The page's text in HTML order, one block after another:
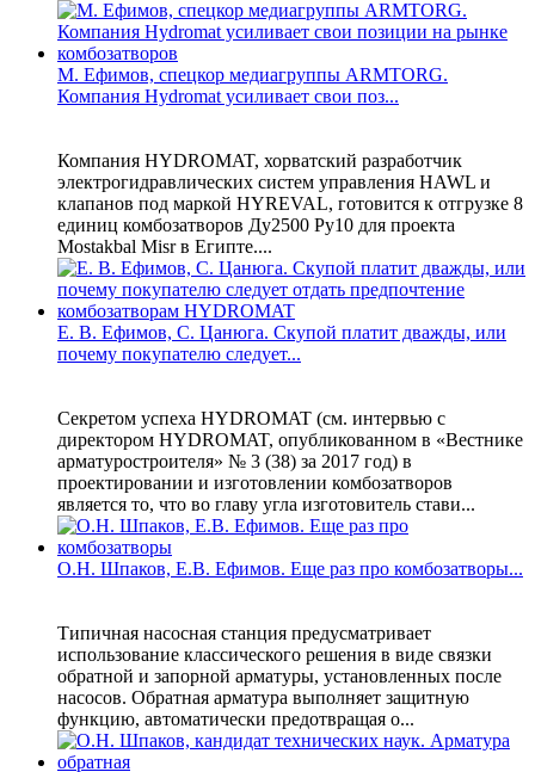
М. Ефимов, спецкор медиагруппы ARMTORG.
Компания Hydromat усиливает свои поз...
Компания HYDROMAT, хорватский разработчик
электрогидравлических систем управления HAWL и
клапанов под маркой HYREVAL, готовится к отгрузке 8
единиц комбозатворов Ду2500 Ру10 для проекта
Mostakbal Misr в Египте....
Е. В. Ефимов, С. Цанюга. Скупой платит дважды, или
почему покупателю следует...
Секретом успеха HYDROMAT (см. интервью с
директором HYDROMAT, опубликованном в «Вестнике
арматуростроителя» № 3 (38) за 2017 год) в
проектировании и изготовлении комбозатворов
является то, что во главу угла изготовитель стави...
О.Н. Шпаков, Е.В. Ефимов. Еще раз про комбозатворы...
Типичная насосная станция предусматривает
использование классического решения в виде связки
обратной и запорной арматуры, установленных после
насосов. Обратная арматура выполняет защитную
функцию, автоматически предотвращая о...